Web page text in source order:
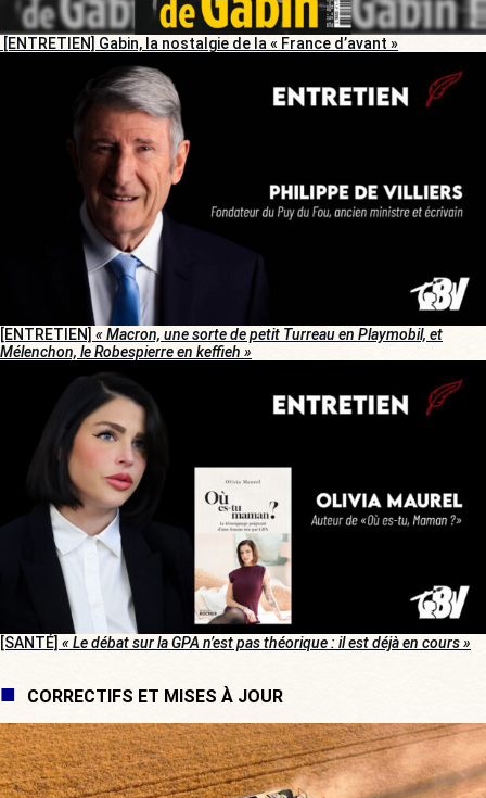
[ENTRETIEN] Gabin, la nostalgie de la « France d’avant »
[ENTRETIEN] « Macron, une sorte de petit Turreau en Playmobil, et
Mélenchon, le Robespierre en keffieh »
[SANTÉ] « Le débat sur la GPA n’est pas théorique : il est déjà en cours »
CORRECTIFS ET MISES À JOUR